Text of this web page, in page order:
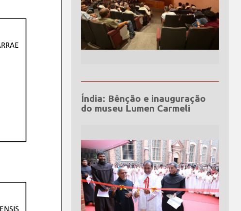
Índia: Bênção e inauguração
do museu Lumen Carmeli